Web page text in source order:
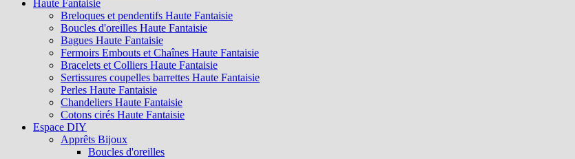
Haute Fantaisie
Breloques et pendentifs Haute Fantaisie
Boucles d'oreilles Haute Fantaisie
Bagues Haute Fantaisie
Fermoirs Embouts et Chaînes Haute Fantaisie
Bracelets et Colliers Haute Fantaisie
Sertissures coupelles barrettes Haute Fantaisie
Perles Haute Fantaisie
Chandeliers Haute Fantaisie
Cotons cirés Haute Fantaisie
Espace DIY
Apprêts Bijoux
Boucles d'oreilles